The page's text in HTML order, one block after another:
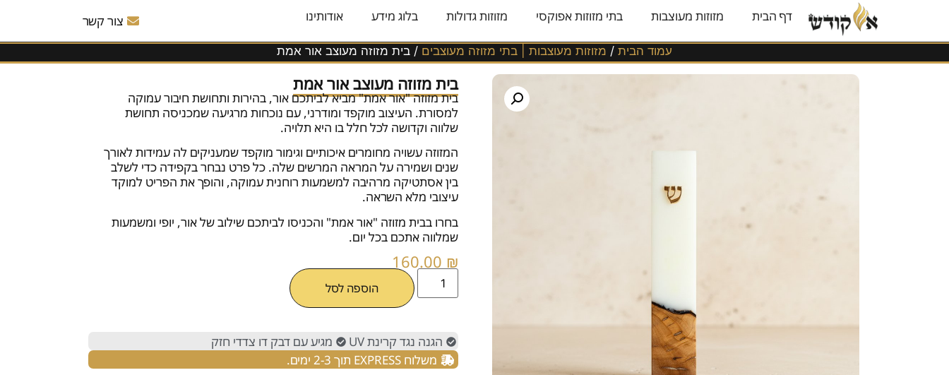
דף הבית מזוזות מעוצבות בתי מזוזות אפוקסי מזוזות גדולות בלוג מידע אודותינו צור קשר
עמוד הבית / מזוזות מעוצבות | בתי מזוזה מעוצבים / בית מזוזה מעוצב אור אמת
בית מזוזה מעוצב אור אמת
בית מזוזה "אור אמת" מביא לביתכם אור, בהירות ותחושת חיבור עמוקה
למסורת. העיצוב מוקפד ומודרני, עם נוכחות מרגיעה שמכניסה תחושת
שלווה וקדושה לכל חלל בו היא תלויה.
המזוזה עשויה מחומרים איכותיים וגימור מוקפד שמעניקים לה עמידות לאורך
שנים ושמירה על המראה המרשים שלה. כל פרט נבחר בקפידה כדי לשלב
בין אסתטיקה מרהיבה למשמעות רוחנית עמוקה, והופך את הפריט למוקד
עיצובי מלא השראה.
בחרו בבית מזוזה "אור אמת" והכניסו לביתכם שילוב של אור, יופי ומשמעות
שמלווה אתכם בכל יום.
160.00 ₪
הוספה לסל
הגנה נגד קרינת UV
מגיע עם דבק דו צדדי חזק
משלוח EXPRESS תוך 2-3 ימים.